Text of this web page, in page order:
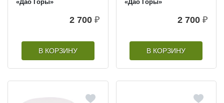
«Дао Горы»
2 700 ₽
В КОРЗИНУ
«Дао Горы»
2 700 ₽
В КОРЗИНУ